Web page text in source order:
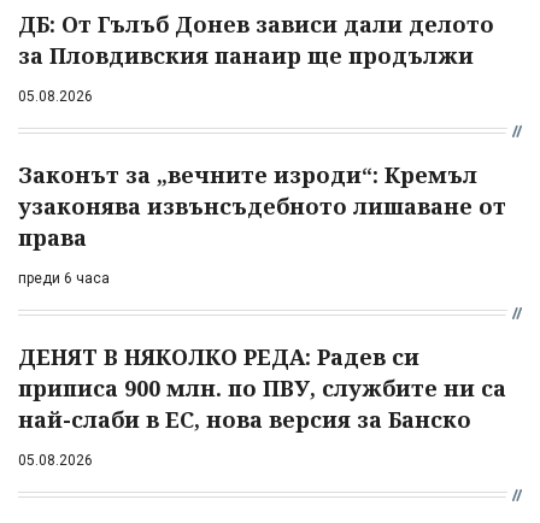
ДБ: От Гълъб Донев зависи дали делото
за Пловдивския панаир ще продължи
05.08.2026
Законът за „вечните изроди“: Кремъл
узаконява извънсъдебното лишаване от
права
преди 6 часа
ДЕНЯТ В НЯКОЛКО РЕДА: Радев си
приписа 900 млн. по ПВУ, службите ни са
най-слаби в ЕС, нова версия за Банско
05.08.2026